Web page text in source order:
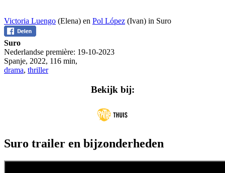
Victoria Luengo (Elena) en Pol López (Ivan) in Suro
Suro
Nederlandse première: 19-10-2023
Spanje, 2022, 116 min,
drama, thriller
Bekijk bij:
Suro trailer en bijzonderheden